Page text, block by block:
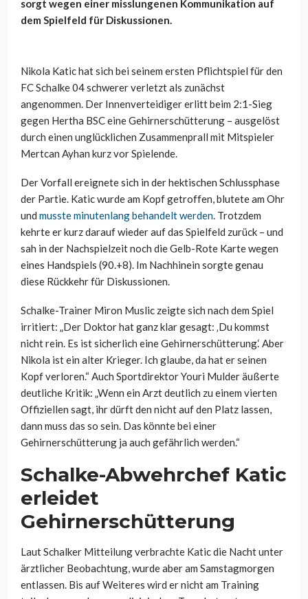
sorgt wegen einer misslungenen Kommunikation auf
dem Spielfeld für Diskussionen.
Nikola Katic hat sich bei seinem ersten Pflichtspiel für den
FC Schalke 04 schwerer verletzt als zunächst
angenommen. Der Innenverteidiger erlitt beim 2:1-Sieg
gegen Hertha BSC eine Gehirnerschütterung – ausgelöst
durch einen unglücklichen Zusammenprall mit Mitspieler
Mertcan Ayhan kurz vor Spielende.
Der Vorfall ereignete sich in der hektischen Schlussphase
der Partie. Katic wurde am Kopf getroffen, blutete am Ohr
und musste minutenlang behandelt werden. Trotzdem
kehrte er kurz darauf wieder auf das Spielfeld zurück – und
sah in der Nachspielzeit noch die Gelb-Rote Karte wegen
eines Handspiels (90.+8). Im Nachhinein sorgte genau
diese Rückkehr für Diskussionen.
Schalke-Trainer Miron Muslic zeigte sich nach dem Spiel
irritiert: „Der Doktor hat ganz klar gesagt: ‚Du kommst
nicht rein. Es ist sicherlich eine Gehirnerschütterung.‘ Aber
Nikola ist ein alter Krieger. Ich glaube, da hat er seinen
Kopf verloren.“ Auch Sportdirektor Youri Mulder äußerte
deutliche Kritik: „Wenn ein Arzt deutlich zu einem vierten
Offiziellen sagt, ihr dürft den nicht auf den Platz lassen,
dann muss das so sein. Das könnte bei einer
Gehirnerschütterung ja auch gefährlich werden.“
Schalke-Abwehrchef Katic
erleidet
Gehirnerschütterung
Laut Schalker Mitteilung verbrachte Katic die Nacht unter
ärztlicher Beobachtung, wurde aber am Samstagmorgen
entlassen. Bis auf Weiteres wird er nicht am Training